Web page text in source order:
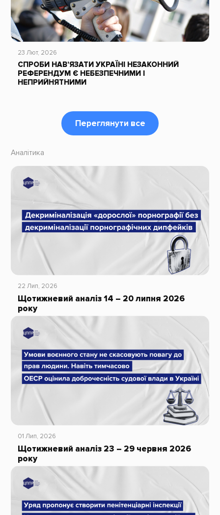
23 Лют, 2026
СПРОБИ НАВ’ЯЗАТИ УКРАЇНІ НЕЗАКОННИЙ
РЕФЕРЕНДУМ Є НЕБЕЗПЕЧНИМИ І
НЕПРИЙНЯТНИМИ
Переглянути все
Аналітика
22 Лип, 2026
Щотижневий аналіз 14 – 20 липня 2026
року
01 Лип, 2026
Щотижневий аналіз 23 – 29 червня 2026
року